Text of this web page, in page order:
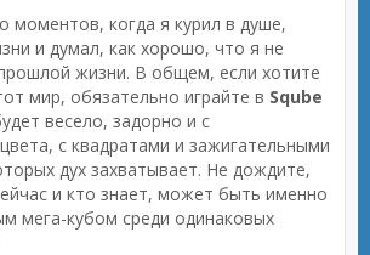
моментов, когда я курил в душе,
и думал, как хорошо, что я не
жизни. В общем, если хотите
мир, обязательно играйте в Sqube
весело, задорно и с
с квадратами и зажигательными
дух захватывает. Не дождите,
и кто знает, может быть именно
мега-кубом среди одинаковых